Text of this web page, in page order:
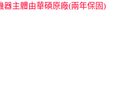
主體由華碩原廠(兩年保固)